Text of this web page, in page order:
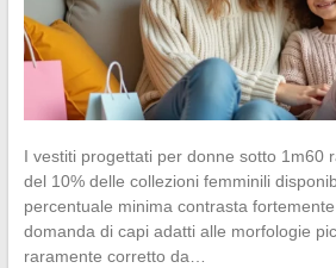
I vestiti progettati per donne sotto 1m60
del 10% delle collezioni femminili
percentuale minima contrasta
domanda di capi adatti alle morfologie
raramente corretto da…